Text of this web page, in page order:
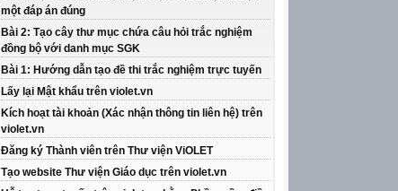
một đáp án đúng
Bài 2: Tạo cây thư mục chứa câu hỏi trắc nghiệm
đồng bộ với danh mục SGK
Bài 1: Hướng dẫn tạo đề thi trắc nghiệm trực tuyến
Lấy lại Mật khẩu trên violet.vn
Kích hoạt tài khoản (Xác nhận thông tin liên hệ) trên
violet.vn
Đăng ký Thành viên trên Thư viện ViOLET
Tạo website Thư viện Giáo dục trên violet.vn